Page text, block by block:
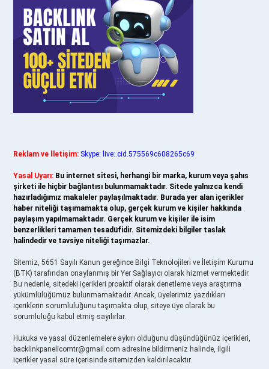
Reklam ve İletişim: Skype: live:.cid.575569c608265c69
Yasal Uyarı: Bu internet sitesi, herhangi bir marka, kurum veya şahıs
şirketi ile hiçbir bağlantısı bulunmamaktadır. Sitede yalnızca kendi
hazırladığımız makaleler paylaşılmaktadır. Burada yer alan içerikler
haber niteliği taşımamakta olup, gerçek kurum ve kişiler hakkında
paylaşım yapılmamaktadır. Gerçek kurum ve kişiler ile isim
benzerlikleri tamamen tesadüfidir. Sitemizdeki bilgiler taslak
halindedir ve tavsiye niteliği taşımazlar.
Sitemiz, 5651 Sayılı Kanun gereğince Bilgi Teknolojileri ve İletişim Kurumu
(BTK) tarafından onaylanmış bir Yer Sağlayıcı olarak hizmet vermektedir.
Bu nedenle, sitedeki içerikleri proaktif olarak denetleme veya araştırma
yükümlülüğümüz bulunmamaktadır. Ancak, üyelerimiz yazdıkları
içeriklerin sorumluluğunu taşımakta olup, siteye üye olarak bu
sorumluluğu kabul etmiş sayılırlar.
Hukuka ve yasal düzenlemelere aykırı olduğunu düşündüğünüz içerikleri,
backlinkpanelicomtr@gmail.com adresine bildirmeniz halinde, ilgili
içerikler yasal süre içerisinde sitemizden kaldırılacaktır.